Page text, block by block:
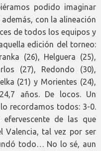
podido imaginar
con la alineación
de todos los equipos y
edición del torneo:
(26), Helguera (25),
(27), Redondo (30),
(21) y Morientes (24),
años. De locos. Un
recordamos todos: 3-0.
de las que
Valencia, tal vez por ser
todo… No lo sé, aun